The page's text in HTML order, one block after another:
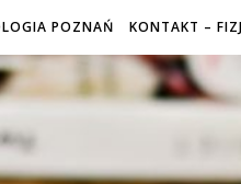
POZNAŃ KONTAKT –